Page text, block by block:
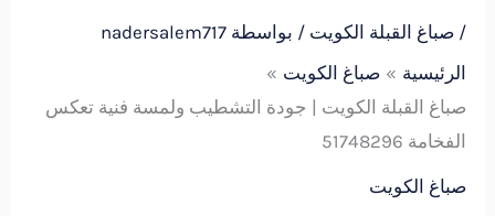
/صباغ القبلة الكويت / بواسطة nadersalem717
الرئيسية
صباغ الكويت
صباغ القبلة الكويت | جودة التشطيب ولمسة فنية تعكس
الفخامة 51748296
صباغ الكويت